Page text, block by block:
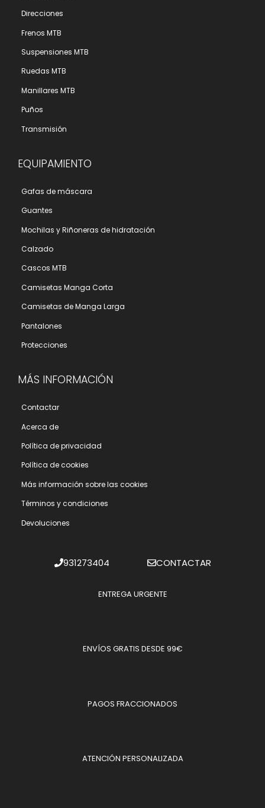
Direcciones
Frenos MTB
Suspensiones MTB
Ruedas MTB
Manillares MTB
Puños
Transmisión
EQUIPAMIENTO
Gafas de máscara
Guantes
Mochilas y Riñoneras de hidratación
Calzado
Cascos MTB
Camisetas Manga Corta
Camisetas de Manga Larga
Pantalones
Protecciones
MÁS INFORMACIÓN
Contactar
Acerca de
Polí­tica de privacidad
Polí­tica de cookies
Más información sobre las cookies
Términos y condiciones
Devoluciones
931273404 CONTACTAR
ENTREGA URGENTE
ENVÍOS GRATIS DESDE 99€
PAGOS FRACCIONADOS
ATENCIÓN PERSONALIZADA